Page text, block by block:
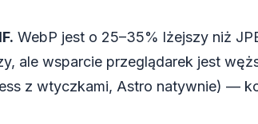
WebP jest o 25–35% lżejszy niż
ale wsparcie przeglądarek jest
z wtyczkami, Astro natywnie) —